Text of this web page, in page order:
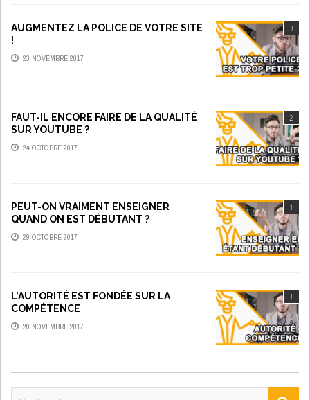
3
AUGMENTEZ LA POLICE DE VOTRE SITE
!
23 NOVEMBRE 2017
2
FAUT-IL ENCORE FAIRE DE LA QUALITÉ
SUR YOUTUBE ?
24 OCTOBRE 2017
1
PEUT-ON VRAIMENT ENSEIGNER
QUAND ON EST DÉBUTANT ?
29 OCTOBRE 2017
1
L’AUTORITÉ EST FONDÉE SUR LA
COMPÉTENCE
20 NOVEMBRE 2017